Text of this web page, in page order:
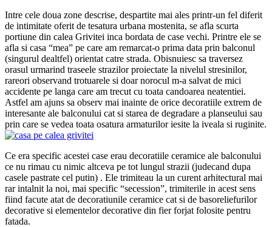
Intre cele doua zone descrise, despartite mai ales printr-un fel diferit
de intimitate oferit de tesatura urbana mostenita, se afla scurta
portiune din calea Grivitei inca bordata de case vechi. Printre ele se
afla si casa “mea” pe care am remarcat-o prima data prin balconul
(singurul dealtfel) orientat catre strada. Obisnuiesc sa traversez
orasul urmarind traseele strazilor proiectate la nivelul stresinilor,
rareori observand trotuarele si doar norocul m-a salvat de mici
accidente pe langa care am trecut cu toata candoarea neatentiei.
Astfel am ajuns sa observ mai inainte de orice decoratiile extrem de
interesante ale balconului cat si starea de degradare a planseului sau
prin care se vedea toata osatura armaturilor iesite la iveala si ruginite.
Ce era specific acestei case erau decoratiile ceramice ale balconului
ce nu rimau cu nimic altceva pe tot lungul strazii (judecand dupa
casele pastrate cel putin) . Ele trimiteau la un curent arhitectural mai
rar intalnit la noi, mai specific “secession”, trimiterile in acest sens
fiind facute atat de decoratiunile ceramice cat si de basoreliefurilor
decorative si elementelor decorative din fier forjat folosite pentru
fatada.